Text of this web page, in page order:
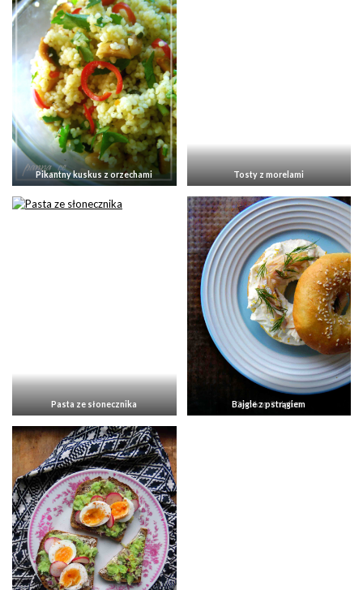
Pikantny kuskus z orzechami Tosty z morelami
Pasta ze słonecznika Bajgle z pstrągiem